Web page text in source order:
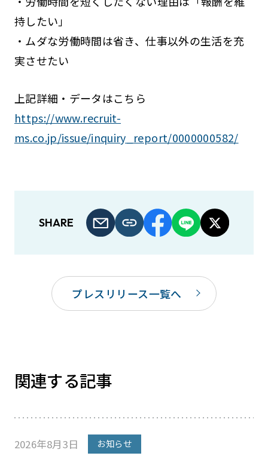
持したい」
・ムダな労働時間は省き、仕事以外の生活を充
実させたい
上記詳細・データはこちら
https://www.recruit-
ms.co.jp/issue/inquiry_report/0000000582/
SHARE
プレスリリース一覧へ
関連する記事
2026年8月3日 お知らせ